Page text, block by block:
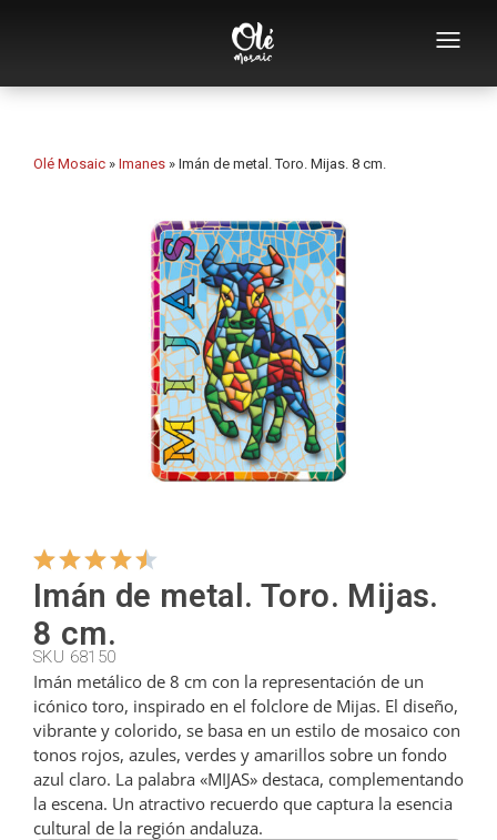
Empresa
Abridores
Tazas
Bols
Colgadores
Cucharillas
Cucharones
Olé Mosaic » Imanes » Imán de metal. Toro. Mijas. 8 cm.
Imán de metal. Toro. Mijas.
8 cm.
SKU 68150
Imán metálico de 8 cm con la representación de un
icónico toro, inspirado en el folclore de Mijas. El diseño,
vibrante y colorido, se basa en un estilo de mosaico con
tonos rojos, azules, verdes y amarillos sobre un fondo
azul claro. La palabra «MIJAS» destaca, complementando
la escena. Un atractivo recuerdo que captura la esencia
cultural de la región andaluza.